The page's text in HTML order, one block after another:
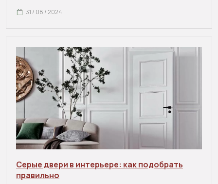
31 / 08 / 2024
Серые двери в интерьере: как подобрать
правильно